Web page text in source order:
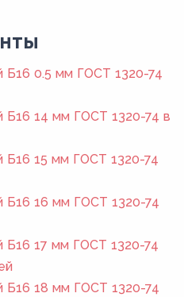
Б16 0.5 мм ГОСТ 1320-74
Б16 14 мм ГОСТ 1320-74 в
Б16 15 мм ГОСТ 1320-74
Б16 16 мм ГОСТ 1320-74
Б16 17 мм ГОСТ 1320-74
Б16 18 мм ГОСТ 1320-74